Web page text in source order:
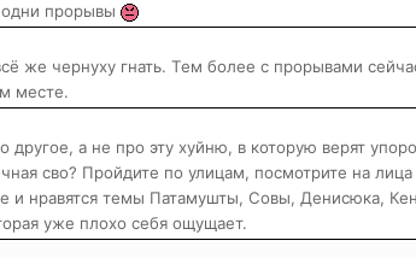
одни прорывы
же чернуху гнать. Тем более с прорывами
месте.
другое, а не про эту хуйню, в которую верят
сво? Пройдите по улицам, посмотрите на
и нравятся темы Патамушты, Совы, Денисюка,
уже плохо себя ощущает.